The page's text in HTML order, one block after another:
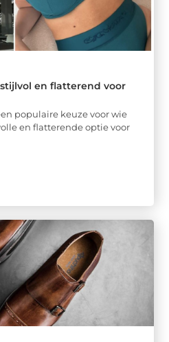
en flatterend voor
populaire keuze voor wie
en flatterende optie voor